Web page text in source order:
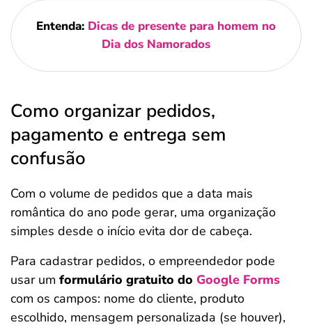
Entenda: Dicas de presente para homem no
Dia dos Namorados
Como organizar pedidos,
pagamento e entrega sem
confusão
Com o volume de pedidos que a data mais
romântica do ano pode gerar, uma organização
simples desde o início evita dor de cabeça.
Para cadastrar pedidos, o empreendedor pode
usar um formulário gratuito do Google Forms
com os campos: nome do cliente, produto
escolhido, mensagem personalizada (se houver),